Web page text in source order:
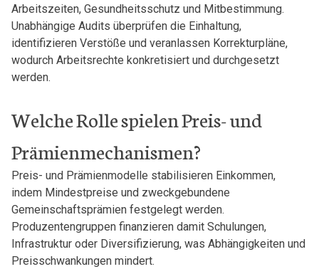
Arbeitszeiten, Gesundheitsschutz und Mitbestimmung.
Unabhängige Audits überprüfen die Einhaltung,
identifizieren Verstöße und veranlassen Korrekturpläne,
wodurch Arbeitsrechte konkretisiert und durchgesetzt
werden.
Welche Rolle spielen Preis- und
Prämienmechanismen?
Preis- und Prämienmodelle stabilisieren Einkommen,
indem Mindestpreise und zweckgebundene
Gemeinschaftsprämien festgelegt werden.
Produzentengruppen finanzieren damit Schulungen,
Infrastruktur oder Diversifizierung, was Abhängigkeiten und
Preisschwankungen mindert.